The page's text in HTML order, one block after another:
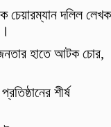
চেয়ারম্যান দলিল লেখক
জনতার হাতে আটক চোর,
শীর্ষ